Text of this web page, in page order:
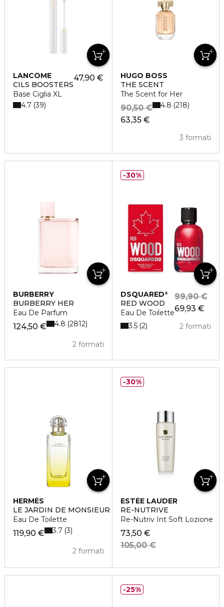
LANCÔME
CILS BOOSTERS
Base Ciglia XL
47,90 €
4.7 39
HUGO BOSS
THE SCENT
The Scent for Her
63,35 €
90,50 €
3 formati
4.8 218
BURBERRY
BURBERRY HER
Eau De Parfum
124,50 €
2 formati
4.8 2812
DSQUARED²
RED WOOD
Eau De Toilette69,93 €
99,90 €
2 formati
3.5 2
30%
HERMÈS
LE JARDIN DE MONSIEUR LI
Eau De Toilette
119,90 €
2 formati
3.7 3
ESTÉE LAUDER
RE-NUTRIVE
Re-Nutriv Int Soft Lozione
73,50 €
105,00 €
30%
25%